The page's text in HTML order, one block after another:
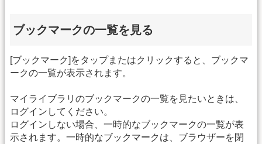
ブックマークの一覧を見る
[ブックマーク]をタップまたはクリックすると、ブックマ
ークの一覧が表示されます。
マイライブラリのブックマークの一覧を見たいときは、
ログインしてください。
ログインしない場合、一時的なブックマークの一覧が表
示されます。一時的なブックマークは、ブラウザーを閉